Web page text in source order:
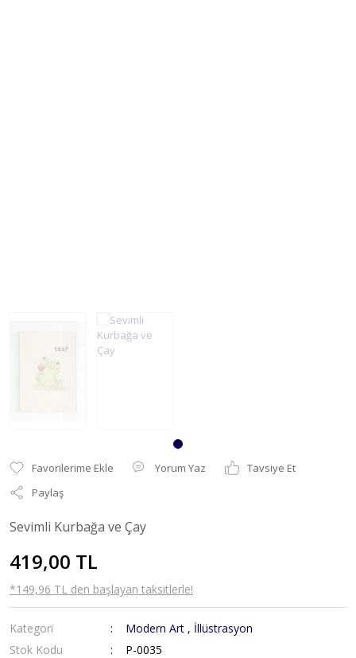
Yorum Yaz
Tavsiye Et
Paylaş
Sevimli Kurbağa ve Çay
419,00 TL
*149,96 TL den başlayan taksitlerle!
Kategori Modern Art , İllüstrasyon
Stok Kodu
P-0035